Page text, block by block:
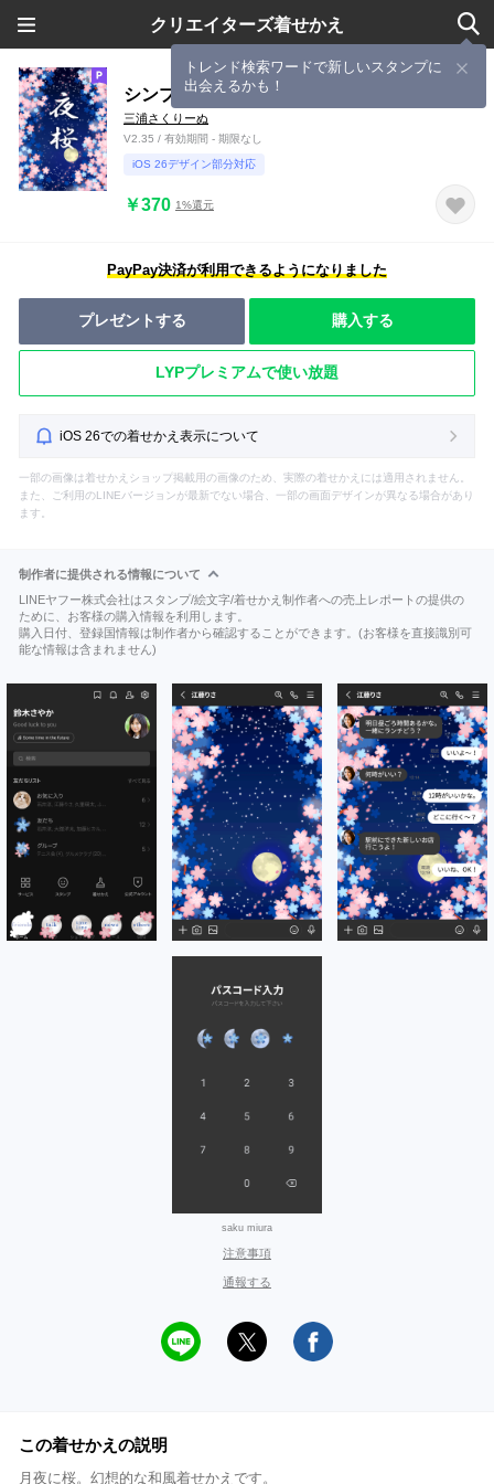
クリエイターズ着せかえ
トレンド検索ワードで新しいスタンプに
出会えるかも！
シンプル和【夜桜】
三浦さくりーぬ
V2.35 / 有効期間 - 期限なし
iOS 26デザイン部分対応
￥370 1%還元
PayPay決済が利用できるようになりました
プレゼントする 購入する
LYPプレミアムで使い放題
iOS 26での着せかえ表示について
一部の画像は着せかえショップ掲載用の画像のため、実際の着せかえには適用されません。
また、ご利用のLINEバージョンが最新でない場合、一部の画面デザインが異なる場合があり
ます。
制作者に提供される情報について
LINEヤフー株式会社はスタンプ/絵文字/着せかえ制作者への売上レポートの提供の
ために、お客様の購入情報を利用します。
購入日付、登録国情報は制作者から確認することができます。(お客様を直接識別可
能な情報は含まれません)
saku miura
注意事項
通報する
この着せかえの説明
月夜に桜。幻想的な和風着せかえです。